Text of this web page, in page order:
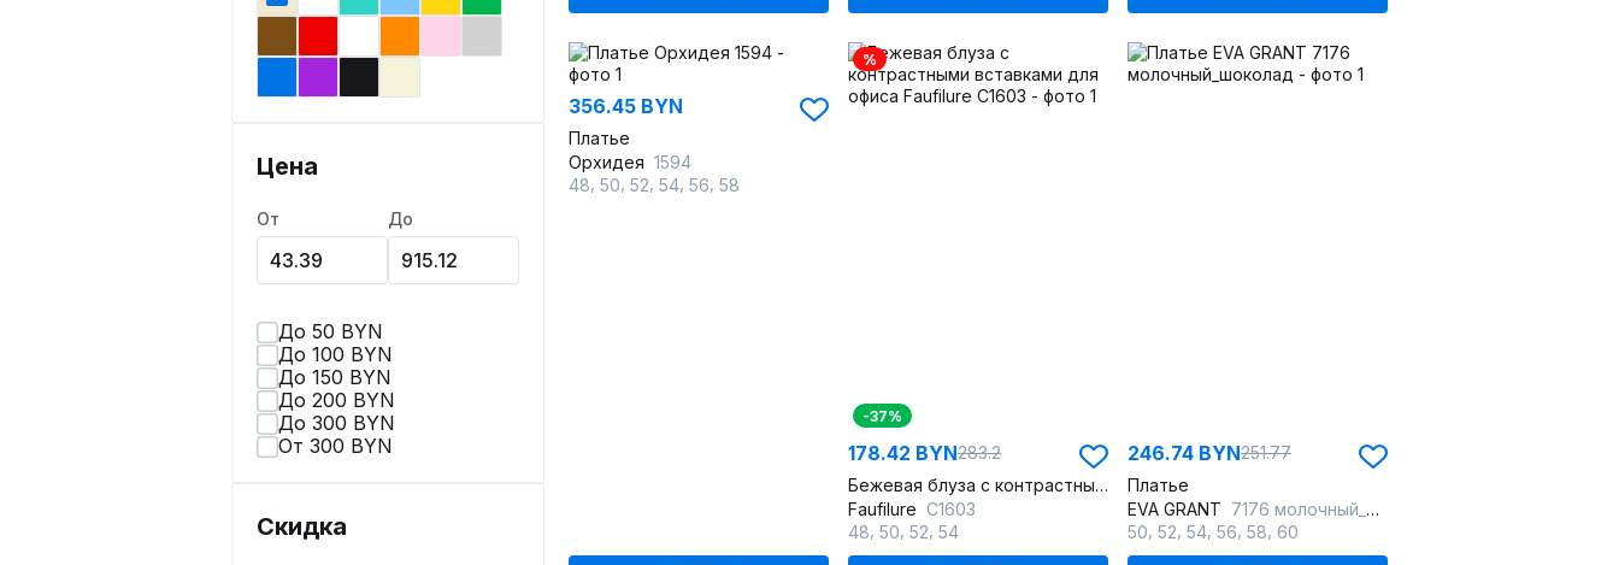
Цена
От До
До 50 BYN
До 100 BYN
До 150 BYN
До 200 BYN
До 300 BYN
От 300 BYN
Скидка
356.45 BYN
Платье
Орхидея 1594
48 50 52 54 56 58
%
-37%
178.42 BYN283.2
Бежевая блуза с контрастными вставками для офиса
Faufilure C1603
48 50 52 54
246.74 BYN251.77
Платье
EVA GRANT 7176 молочный_шоколад
50 52 54 56 58 60